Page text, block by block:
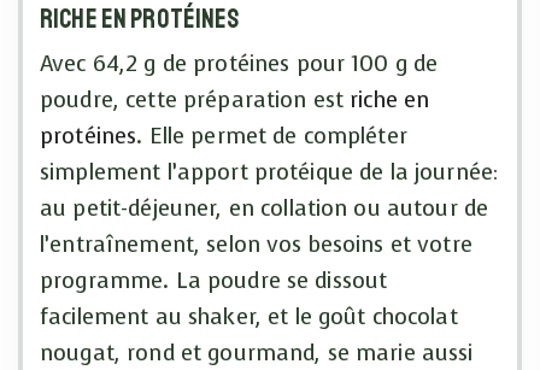
Riche en protéines
Avec 64,2 g de protéines pour 100 g de
poudre, cette préparation est riche en
protéines. Elle permet de compléter
simplement l’apport protéique de la journée:
au petit-déjeuner, en collation ou autour de
l’entraînement, selon vos besoins et votre
programme. La poudre se dissout
facilement au shaker, et le goût chocolat
nougat, rond et gourmand, se marie aussi